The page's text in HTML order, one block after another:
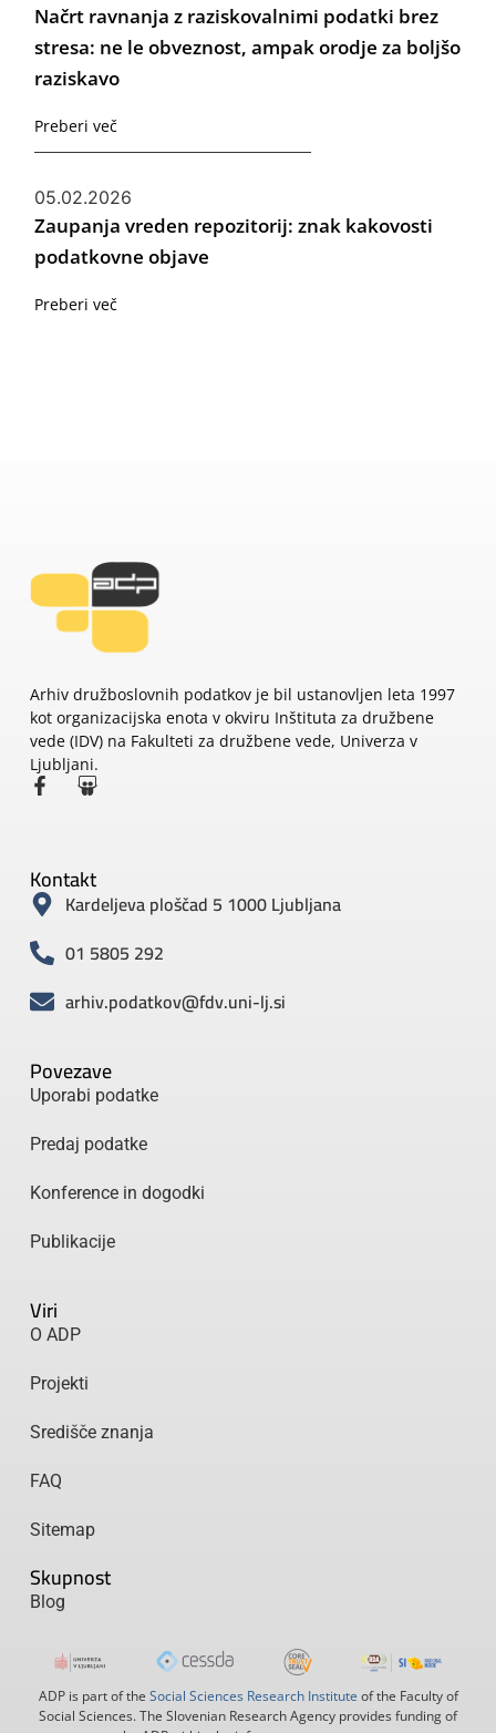
Načrt ravnanja z raziskovalnimi podatki brez
stresa: ne le obveznost, ampak orodje za boljšo
raziskavo
Preberi več
05.02.2026
Zaupanja vreden repozitorij: znak kakovosti
podatkovne objave
Preberi več
Arhiv družboslovnih podatkov je bil ustanovljen leta 1997
kot organizacijska enota v okviru Inštituta za družbene
vede (IDV) na Fakulteti za družbene vede, Univerza v
Ljubljani.
Povezave
Uporabi podatke
Predaj podatke
Konference in dogodki
Publikacije
Viri
O ADP
Projekti
Središče znanja
FAQ
Sitemap
Skupnost
Blog
Kontakt
Kardeljeva ploščad 5 1000 Ljubljana
01 5805 292
arhiv.podatkov@fdv.uni-lj.si
ADP is part of the Social Sciences Research Institute of the Faculty of
Social Sciences. The Slovenian Research Agency provides funding of